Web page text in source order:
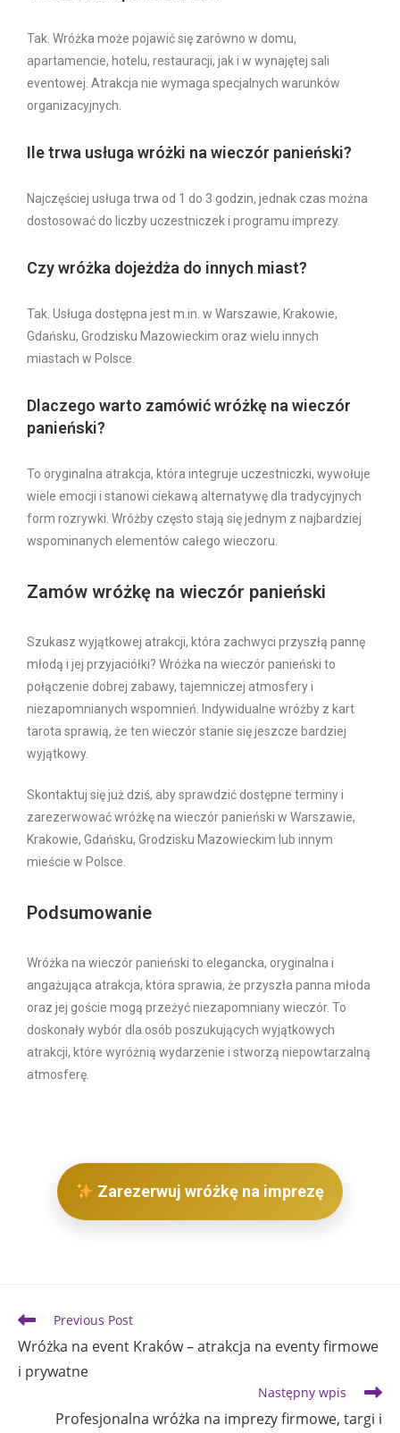
Tak. Wróżka może pojawić się zarówno w domu,
apartamencie, hotelu, restauracji, jak i w wynajętej sali
eventowej. Atrakcja nie wymaga specjalnych warunków
organizacyjnych.
Ile trwa usługa wróżki na wieczór panieński?
Najczęściej usługa trwa od 1 do 3 godzin, jednak czas można
dostosować do liczby uczestniczek i programu imprezy.
Czy wróżka dojeżdża do innych miast?
Tak. Usługa dostępna jest m.in. w Warszawie, Krakowie,
Gdańsku, Grodzisku Mazowieckim oraz wielu innych
miastach w Polsce.
Dlaczego warto zamówić wróżkę na wieczór
panieński?
To oryginalna atrakcja, która integruje uczestniczki, wywołuje
wiele emocji i stanowi ciekawą alternatywę dla tradycyjnych
form rozrywki. Wróżby często stają się jednym z najbardziej
wspominanych elementów całego wieczoru.
Zamów wróżkę na wieczór panieński
Szukasz wyjątkowej atrakcji, która zachwyci przyszłą pannę
młodą i jej przyjaciółki? Wróżka na wieczór panieński to
połączenie dobrej zabawy, tajemniczej atmosfery i
niezapomnianych wspomnień. Indywidualne wróżby z kart
tarota sprawią, że ten wieczór stanie się jeszcze bardziej
wyjątkowy.
Skontaktuj się już dziś, aby sprawdzić dostępne terminy i
zarezerwować wróżkę na wieczór panieński w Warszawie,
Krakowie, Gdańsku, Grodzisku Mazowieckim lub innym
mieście w Polsce.
Podsumowanie
Wróżka na wieczór panieński to elegancka, oryginalna i
angażująca atrakcja, która sprawia, że przyszła panna młoda
oraz jej goście mogą przeżyć niezapomniany wieczór. To
doskonały wybór dla osób poszukujących wyjątkowych
atrakcji, które wyróżnią wydarzenie i stworzą niepowtarzalną
atmosferę.
Zarezerwuj wróżkę na imprezę
Previous Post
Wróżka na event Kraków – atrakcja na eventy firmowe
i prywatne
Następny wpis
Profesjonalna wróżka na imprezy firmowe, targi i